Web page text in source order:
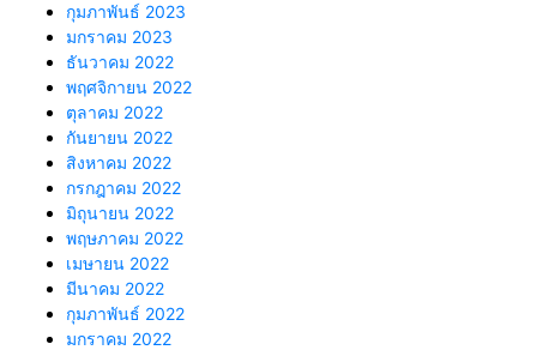
กุมภาพันธ์ 2023
มกราคม 2023
ธันวาคม 2022
พฤศจิกายน 2022
ตุลาคม 2022
กันยายน 2022
สิงหาคม 2022
กรกฎาคม 2022
มิถุนายน 2022
พฤษภาคม 2022
เมษายน 2022
มีนาคม 2022
กุมภาพันธ์ 2022
มกราคม 2022